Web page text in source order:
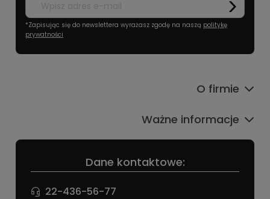
*Zapisując się do newslettera wyrażasz zgodę na naszą politykę
prywatności
Dane kontaktowe:
22-436-56-77
O firmie
Ważne informacje